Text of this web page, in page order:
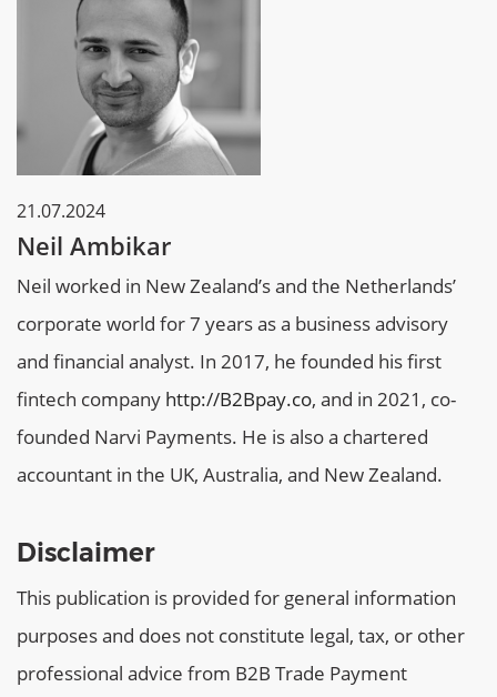
21.07.2024
Neil Ambikar
Neil worked in New Zealand’s and the Netherlands’
corporate world for 7 years as a business advisory
and financial analyst. In 2017, he founded his first
fintech company http://B2Bpay.co, and in 2021, co-
founded Narvi Payments. He is also a chartered
accountant in the UK, Australia, and New Zealand.
Disclaimer
This publication is provided for general information
purposes and does not constitute legal, tax, or other
professional advice from B2B Trade Payment